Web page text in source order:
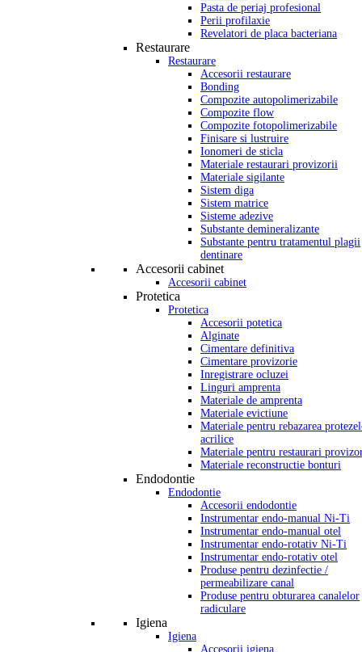
Pasta de periaj profesional
Perii profilaxie
Revelatori de placa bacteriana
Restaurare
Restaurare
Accesorii restaurare
Bonding
Compozite autopolimerizabile
Compozite flow
Compozite fotopolimerizabile
Finisare si lustruire
Ionomeri de sticla
Materiale restaurari provizorii
Materiale sigilante
Sistem diga
Sistem matrice
Sisteme adezive
Substante demineralizante
Substante pentru tratamentul plagii
dentinare
Accesorii cabinet
Accesorii cabinet
Protetica
Protetica
Accesorii potetica
Alginate
Cimentare definitiva
Cimentare provizorie
Inregistrare ocluzei
Linguri amprenta
Materiale de amprenta
Materiale evictiune
Materiale pentru rebazarea
acrilice
Materiale pentru restaurari
Materiale reconstructie bonturi
Endodontie
Endodontie
Accesorii endodontie
Instrumentar endo-manual Ni-Ti
Instrumentar endo-manual otel
Instrumentar endo-rotativ Ni-Ti
Instrumentar endo-rotativ otel
Produse pentru dezinfectie /
permeabilizare canal
Produse pentru obturarea canalelor
radiculare
Igiena
Igiena
Accesorii igiena